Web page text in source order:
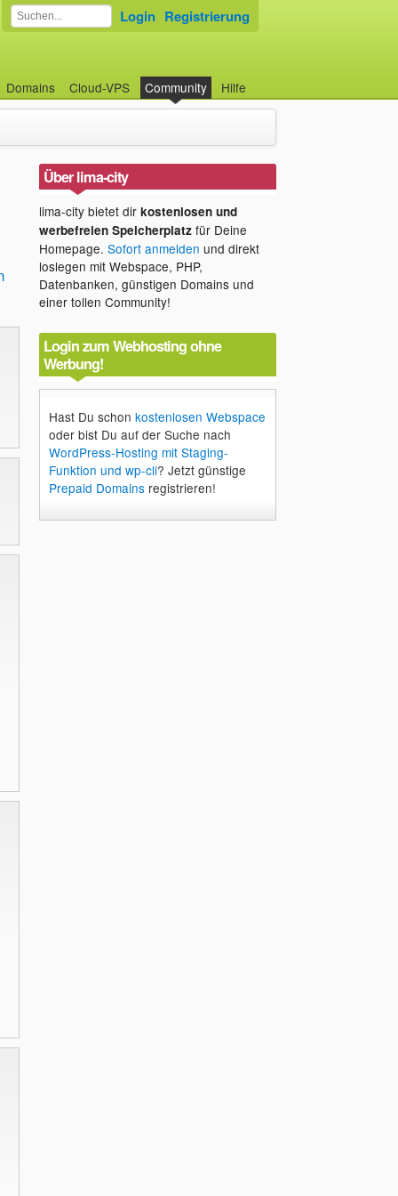
Domains Cloud-VPS Community Hilfe
Login Registrierung
Über lima-city
lima-city bietet dir kostenlosen und
werbefreien Speicherplatzfür Deine
Homepage. Sofort anmelden und direkt
loslegen mit Webspace, PHP,
Datenbanken, günstigen Domains und
einer tollen Community!
Login zum Webhosting ohne
Werbung!
Hast Du schon kostenlosen Webspace
oder bist Du auf der Suche nach
WordPress-Hosting mit Staging-
Funktion und wp-cli? Jetzt günstige
Prepaid Domainsregistrieren!